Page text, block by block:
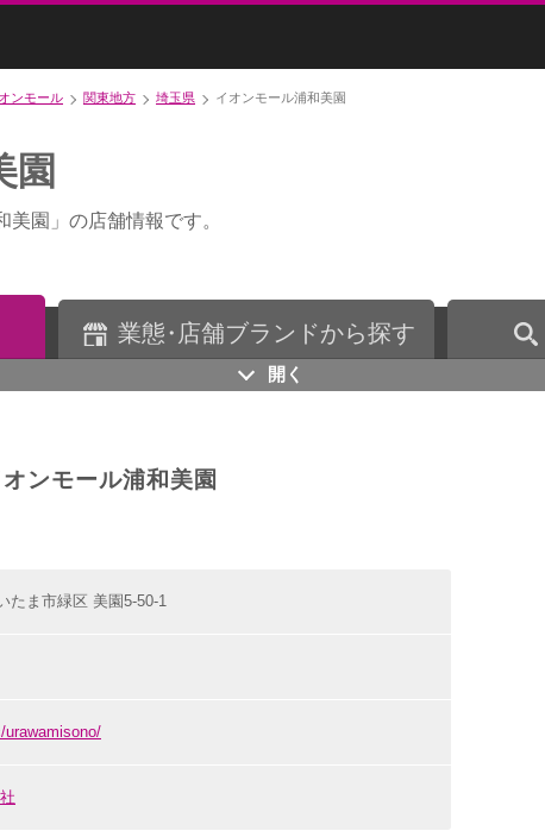
ンモール 関東地方 埼玉県 イオンモール浦和美園
園
園」の店舗情報です。
業態・ 店舗ブランドから探す
開く
ンモール浦和美園
たま市緑区 美園5-50-1
urawamisono/